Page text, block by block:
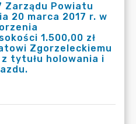
Zarządu Powiatu
20 marca 2017 r. w
1.500,00 zł
Zgorzeleckiemu
tytułu holowania i